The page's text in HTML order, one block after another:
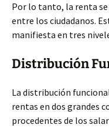
Por lo tanto, la renta
entre los ciudadanos.
manifiesta en tres
Distribución
La distribución
rentas en dos grandes
procedentes de los